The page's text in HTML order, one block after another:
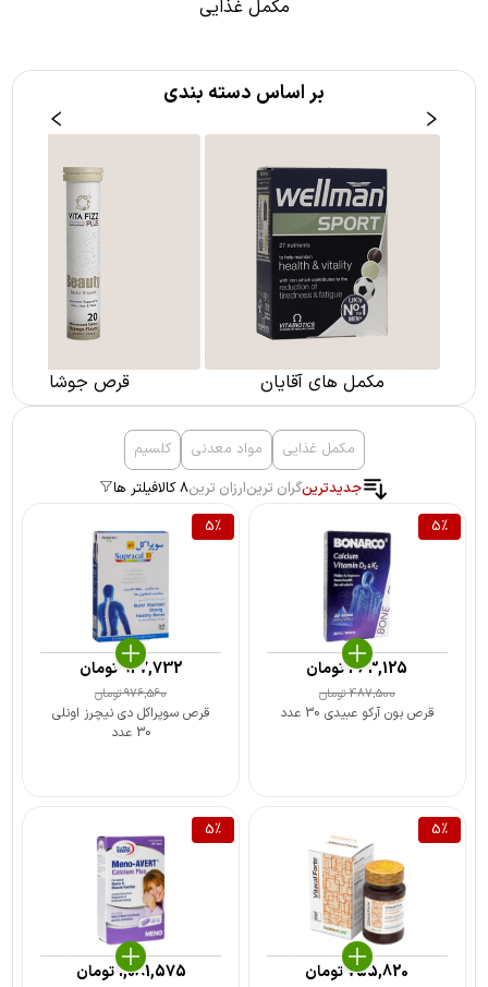
مکمل غذایی
بر اساس دسته بندی
مکمل های آقایان قرص جوشان
مکمل غذایی مواد معدنی
کلسیم
جدیدترینگران ترینارزان ترین8 کالا
فیلتر ها
5%
قرص بون آرکو عبیدی 30 عدد
487,500تومان
463,125تومان
5%
قرص سوپراکل دی نیچرز اونلی
30 عدد
976,560تومان
927,732تومان
5%
755,820تومان
5%
1,081,575تومان